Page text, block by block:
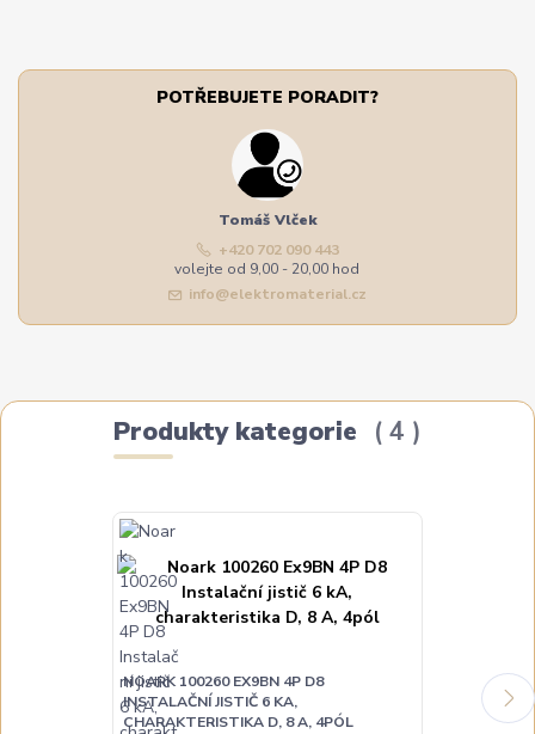
POTŘEBUJETE PORADIT?
Tomáš Vlček
+420 702 090 443
volejte od 9,00 - 20,00 hod
info@elektromaterial.cz
Produkty kategorie 4
NOARK 100260 EX9BN 4P D8
INSTALAČNÍ JISTIČ 6 KA,
CHARAKTERISTIKA D, 8 A, 4PÓL
NOARK
INSTALAČNÍ